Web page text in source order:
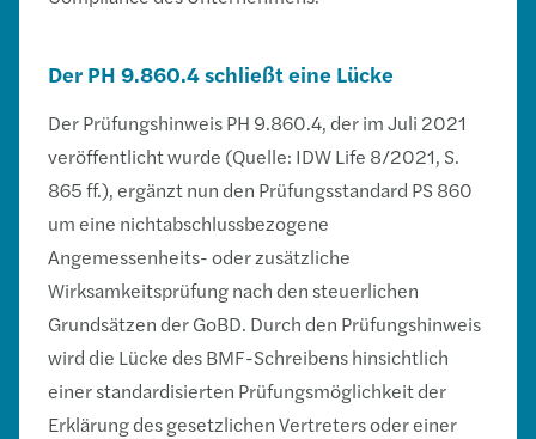
Der PH 9.860.4 schließt eine Lücke
Der Prüfungshinweis PH 9.860.4, der im Juli 2021
veröffentlicht wurde (Quelle: IDW Life 8/2021, S.
865 ff.), ergänzt nun den Prüfungsstandard PS 860
um eine nichtabschlussbezogene
Angemessenheits- oder zusätzliche
Wirksamkeitsprüfung nach den steuerlichen
Grundsätzen der GoBD. Durch den Prüfungshinweis
wird die Lücke des BMF-Schreibens hinsichtlich
einer standardisierten Prüfungsmöglichkeit der
Erklärung des gesetzlichen Vertreters oder einer